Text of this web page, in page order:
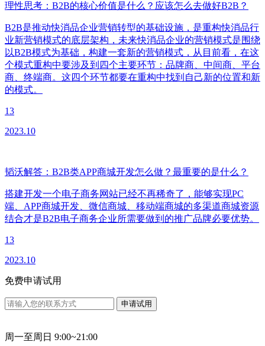
理性思考：B2B的核心价值是什么？应该怎么去做好B2B？
B2B是推动快消品企业营销转型的基础设施，是重构快消品行
业新营销模式的底层架构，未来快消品企业的营销模式是围绕
以B2B模式为基础，构建一套新的营销模式，从目前看，在这
个模式重构中要涉及到四个主要环节：品牌商、中间商、平台
商、终端商。这四个环节都要在重构中找到自己新的位置和新
的模式。
13
2023.10
韬沃解答：B2B类APP商城开发怎么做？最重要的是什么？
搭建开发一个电子商务网站已经不再稀奇了，能够实现PC
端、APP商城开发、微信商城、移动端商城的多渠道商城资源
结合才是B2B电子商务企业所需要做到的推广品牌必要优势。
13
2023.10
免费申请试用
申请试用
周一至周日 9:00~21:00